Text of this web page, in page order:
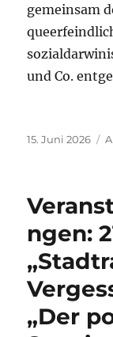
gemeinsam
und Co.
Veröffentlicht
15. Juni 2026
ngen:
„Der